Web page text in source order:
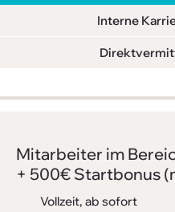
Interne
Mitar­beiter im
+ 500€ Start­bonus
Vollzeit, ab sofort
AGB
Impressum
FAQ
Sitemap